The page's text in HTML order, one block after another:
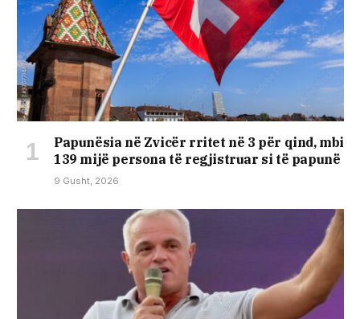
Papunësia në Zvicër rritet në 3 për qind, mbi
139 mijë persona të regjistruar si të papunë
9 Gusht, 2026